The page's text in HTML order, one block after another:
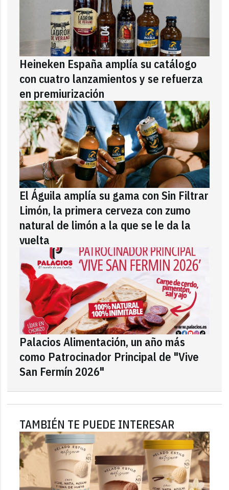
Heineken España amplía su catálogo
con cuatro lanzamientos y se refuerza
en premiurización
El Águila amplía su gama con Sin Filtrar
Limón, la primera cerveza con zumo
natural de limón a la que se le da la
vuelta
Palacios Alimentación, un año más
como Patrocinador Principal de "Vive
San Fermín 2026"
TAMBIÉN TE PUEDE INTERESAR